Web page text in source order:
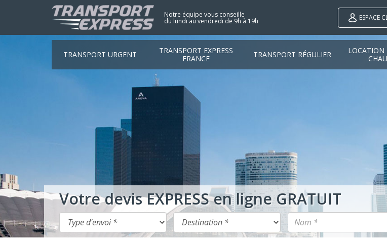
Notre équipe vous conseille
du lundi au vendredi de 9h à 19h ESPACE
TRANSPORT URGENT
TRANSPORT EXPRESS
FRANCE
TRANSPORT RÉGULIER
LOCATION
Votre devis EXPRESS en ligne GRATUIT